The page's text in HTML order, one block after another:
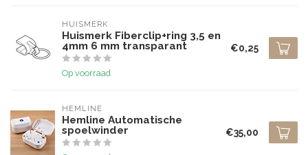
HUISMERK
Huismerk Fiberclip+ring 3,5 en
4mm 6 mm transparant
Op voorraad
€0,25
HEMLINE
Hemline Automatische
spoelwinder
€35,00